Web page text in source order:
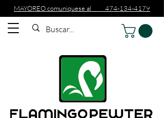
MAYOREO comuniquese al 474-134-4179